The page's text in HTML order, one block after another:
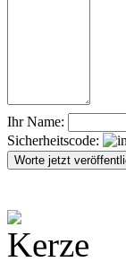
Ihr Name:
Sicherheitscode: